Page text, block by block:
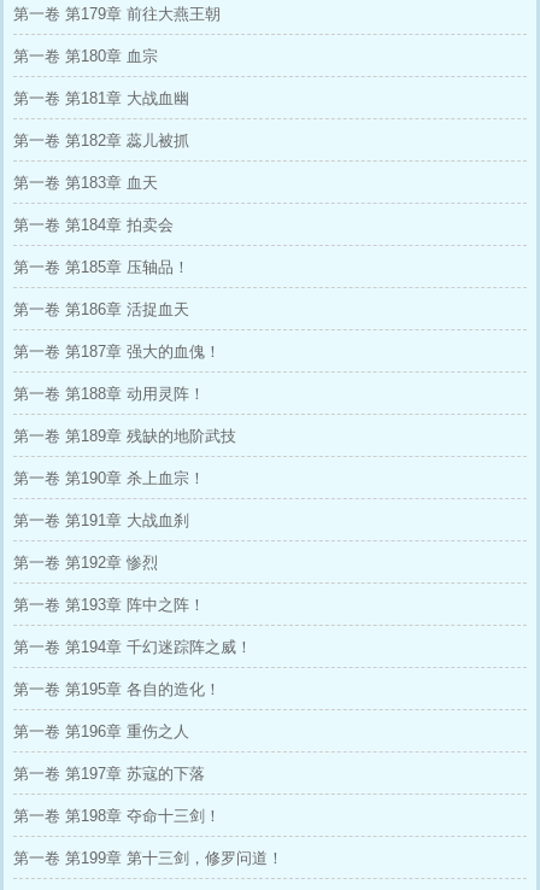
第一卷 第179章 前往大燕王朝
第一卷 第180章 血宗
第一卷 第181章 大战血幽
第一卷 第182章 蕊儿被抓
第一卷 第183章 血天
第一卷 第184章 拍卖会
第一卷 第185章 压轴品！
第一卷 第186章 活捉血天
第一卷 第187章 强大的血傀！
第一卷 第188章 动用灵阵！
第一卷 第189章 残缺的地阶武技
第一卷 第190章 杀上血宗！
第一卷 第191章 大战血刹
第一卷 第192章 惨烈
第一卷 第193章 阵中之阵！
第一卷 第194章 千幻迷踪阵之威！
第一卷 第195章 各自的造化！
第一卷 第196章 重伤之人
第一卷 第197章 苏寇的下落
第一卷 第198章 夺命十三剑！
第一卷 第199章 第十三剑，修罗问道！